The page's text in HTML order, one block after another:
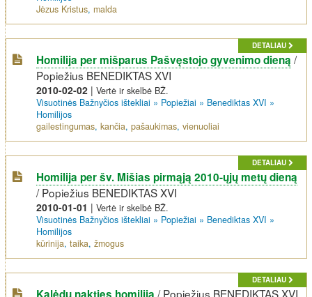
Jėzus Kristus, malda
DETALIAU
Homilija per mišparus Pašvęstojo gyvenimo dieną /
Popiežius BENEDIKTAS XVI
2010-02-02 |Vertė ir skelbė BŽ.
Visuotinės Bažnyčios ištekliai » Popiežiai » Benediktas XVI »
Homilijos
gailestingumas,kančia,pašaukimas,vienuoliai
DETALIAU
Homilija per šv. Mišias pirmąją 2010-ųjų metų dieną
/Popiežius BENEDIKTAS XVI
2010-01-01 |Vertė ir skelbė BŽ.
Visuotinės Bažnyčios ištekliai » Popiežiai » Benediktas XVI »
Homilijos
kūrinija,taika,žmogus
DETALIAU
/Popiežius BENEDIKTAS XVI